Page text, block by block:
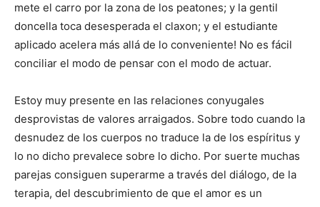
mete el carro por la zona de los peatones; y la gentil
doncella toca desesperada el claxon; y el estudiante
aplicado acelera más allá de lo conveniente! No es fácil
conciliar el modo de pensar con el modo de actuar.
Estoy muy presente en las relaciones conyugales
desprovistas de valores arraigados. Sobre todo cuando la
desnudez de los cuerpos no traduce la de los espíritus y
lo no dicho prevalece sobre lo dicho. Por suerte muchas
parejas consiguen superarme a través del diálogo, de la
terapia, del descubrimiento de que el amor es un